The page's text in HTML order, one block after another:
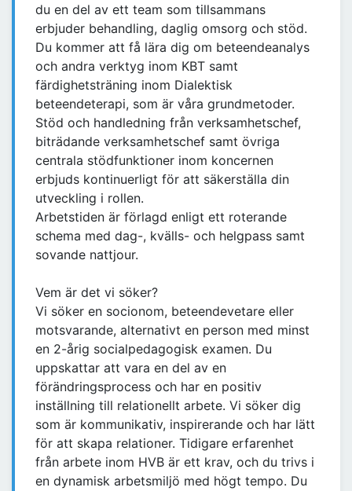
du en del av ett team som tillsammans
erbjuder behandling, daglig omsorg och stöd.
Du kommer att få lära dig om beteendeanalys
och andra verktyg inom KBT samt
färdighetsträning inom Dialektisk
beteendeterapi, som är våra grundmetoder.
Stöd och handledning från verksamhetschef,
biträdande verksamhetschef samt övriga
centrala stödfunktioner inom koncernen
erbjuds kontinuerligt för att säkerställa din
utveckling i rollen.
Arbetstiden är förlagd enligt ett roterande
schema med dag-, kvälls- och helgpass samt
sovande nattjour.
Vem är det vi söker?
Vi söker en socionom, beteendevetare eller
motsvarande, alternativt en person med minst
en 2-årig socialpedagogisk examen. Du
uppskattar att vara en del av en
förändringsprocess och har en positiv
inställning till relationellt arbete. Vi söker dig
som är kommunikativ, inspirerande och har lätt
för att skapa relationer. Tidigare erfarenhet
från arbete inom HVB är ett krav, och du trivs i
en dynamisk arbetsmiljö med högt tempo. Du